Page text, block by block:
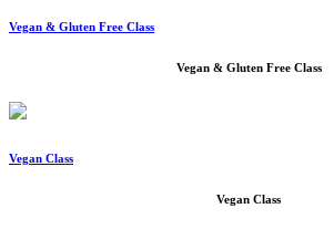
Vegan & Gluten Free Class
Vegan & Gluten Free Class
Vegan Class
Vegan Class